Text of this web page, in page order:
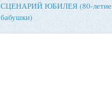
СЦЕНАРИЙ ЮБИЛЕЯ (80-летие
бабушки)